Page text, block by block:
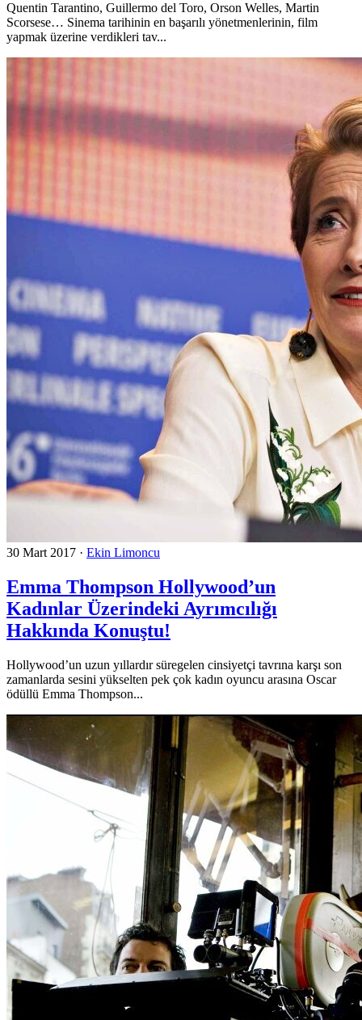
Quentin Tarantino, Guillermo del Toro, Orson Welles, Martin
Scorsese… Sinema tarihinin en başarılı yönetmenlerinin, film
yapmak üzerine verdikleri tav...
30 Mart 2017 · Ekin Limoncu
Emma Thompson Hollywood’un
Kadınlar Üzerindeki Ayrımcılığı
Hakkında Konuştu!
Hollywood’un uzun yıllardır süregelen cinsiyetçi tavrına karşı son
zamanlarda sesini yükselten pek çok kadın oyuncu arasına Oscar
ödüllü Emma Thompson...